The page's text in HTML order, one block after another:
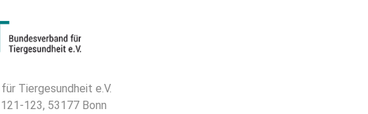
Tiergesundheit e.V.
123, 53177 Bonn